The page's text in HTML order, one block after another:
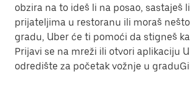
obzira na to ideš li na posao, sastaješ
prijateljima u restoranu ili moraš
gradu, Uber će ti pomoći da stigneš
Prijavi se na mreži ili otvori aplikaciju
odredište za početak vožnje u